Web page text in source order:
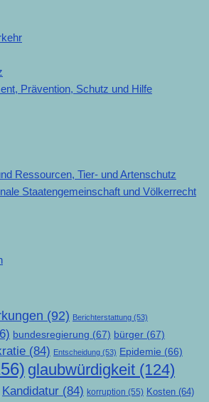
Prävention, Schutz und Hilfe
Ressourcen, Tier- und Artenschutz
Staatengemeinschaft und Völkerrecht
(92) Berichterstattung (53)
bundesregierung (67) bürger (67)
(84) Entscheidung (53) Epidemie (66)
glaubwürdigkeit (124)
Kandidatur (84) korruption (55) Kosten (64)